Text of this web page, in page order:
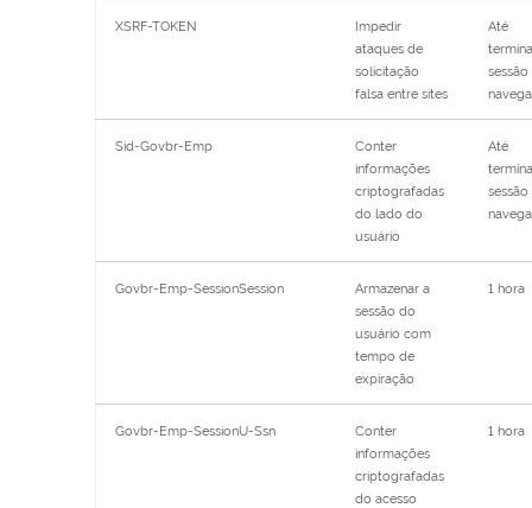
XSRF-TOKEN
Impedir
ataques de
solicitação
falsa entre sites
Até
Sid-Govbr-Emp
Conter
informações
criptografadas
do lado do
usuário
Até
Govbr-Emp-SessionSession
Armazenar a
sessão do
usuário com
tempo de
expiração
1 hora
Govbr-Emp-SessionU-Ssn
Conter
informações
criptografadas
do acesso
1 hora